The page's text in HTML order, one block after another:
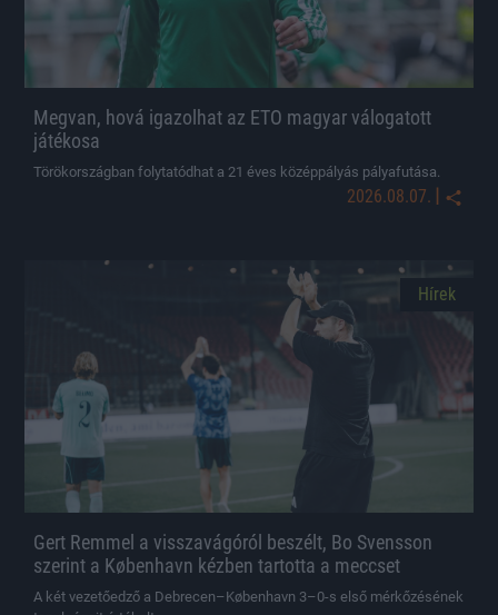
Megvan, hová igazolhat az ETO magyar válogatott
játékosa
Törökországban folytatódhat a 21 éves középpályás pályafutása.
2026.08.07. |
Hírek
Gert Remmel a visszavágóról beszélt, Bo Svensson
szerint a København kézben tartotta a meccset
A két vezetőedző a Debrecen–København 3–0-s első mérkőzésének